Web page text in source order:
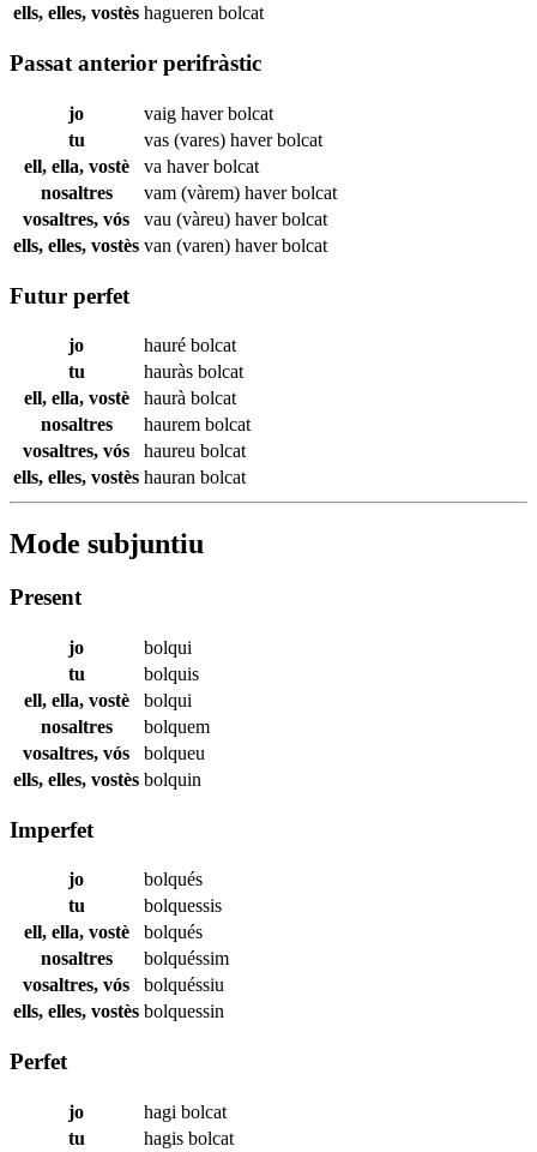
ells, elles, vostès hagueren bolcat
Passat anterior perifràstic
jo vaig haverbolcat
tu
vas (vares) haverbolcat
ell, ella, vostè
va haverbolcat
nosaltres
vam (vàrem) haverbolcat
vosaltres, vós
vau (vàreu) haverbolcat
ells, elles, vostès van (varen) haverbolcat
Futur perfet
jo hauré bolcat
tu
hauràs bolcat
ell, ella, vostè
haurà bolcat
nosaltres
haurem bolcat
vosaltres, vós
haureu bolcat
ells, elles, vostès hauran bolcat
Mode subjuntiu
Present
jo
bolqui
tu
bolquis
ell, ella, vostè
bolqui
nosaltres
bolquem
vosaltres, vós
bolqueu
ells, elles, vostès bolquin
Imperfet
jo
bolqués
tu
bolquessis
ell, ella, vostè
bolqués
nosaltres
bolquéssim
vosaltres, vós
bolquéssiu
ells, elles, vostès bolquessin
Perfet
jo hagi bolcat
tu
hagis bolcat